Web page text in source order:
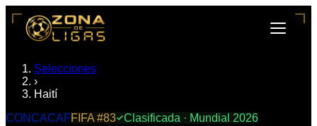
Selecciones
›
Haití
CONCACAFFIFA #83 Clasificada · Mundial 2026